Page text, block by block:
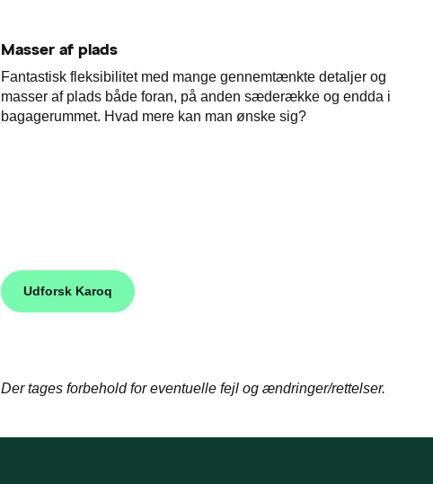
Masser af plads
Fantastisk fleksibilitet med mange gennemtænkte detaljer og
masser af plads både foran, på anden sæderække og endda i
bagagerummet. Hvad mere kan man ønske sig?
Udforsk Karoq
Der tages forbehold for eventuelle fejl og ændringer/rettelser.